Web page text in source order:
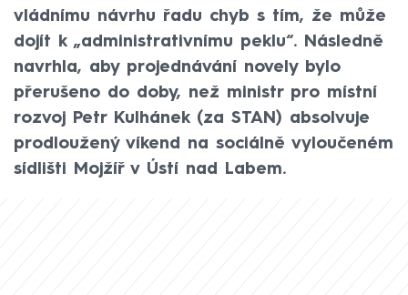
vládnímu návrhu řadu chyb s tím, že může
dojít k „administrativnímu peklu“. Následně
navrhla, aby projednávání novely bylo
přerušeno do doby, než ministr pro místní
rozvoj Petr Kulhánek (za STAN) absolvuje
prodloužený víkend na sociálně vyloučeném
sídlišti Mojžíř v Ústí nad Labem.